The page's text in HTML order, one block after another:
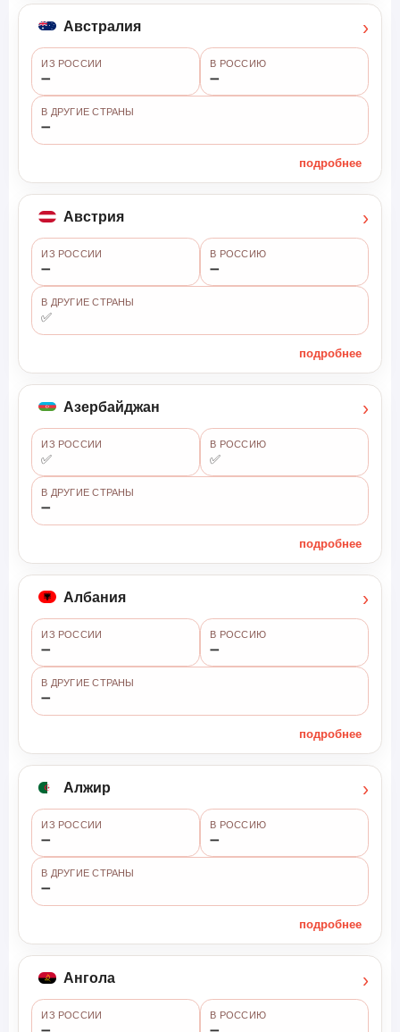
Австралия ›
ИЗ РОССИИ
➖
В РОССИЮ
➖
В ДРУГИЕ СТРАНЫ
➖
подробнее
Австрия ›
ИЗ РОССИИ
➖
В РОССИЮ
➖
В ДРУГИЕ СТРАНЫ
✅
подробнее
Азербайджан ›
ИЗ РОССИИ
✅
В РОССИЮ
✅
В ДРУГИЕ СТРАНЫ
➖
подробнее
Албания ›
ИЗ РОССИИ
➖
В РОССИЮ
➖
В ДРУГИЕ СТРАНЫ
➖
подробнее
Алжир ›
ИЗ РОССИИ
➖
В РОССИЮ
➖
В ДРУГИЕ СТРАНЫ
➖
подробнее
Ангола ›
ИЗ РОССИИ В РОССИЮ